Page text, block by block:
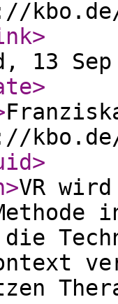
>
13
>
>
>VR